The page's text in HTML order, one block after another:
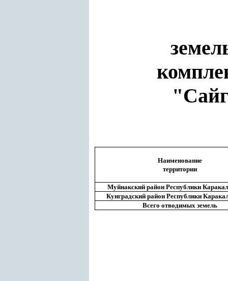
Наименование
территории
Муйнакский район Республики
Кунградский район Республики
Всего отводимых земель